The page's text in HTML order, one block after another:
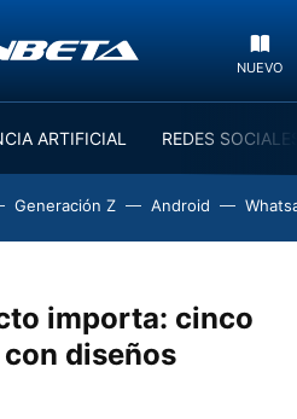
NUEVO
ARTIFICIAL REDES
Generación Z Android
importa: cinco
con diseños